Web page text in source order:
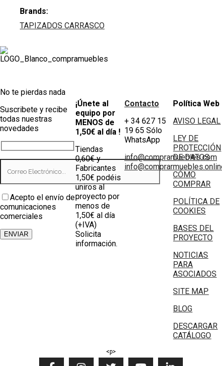
Brands:
TAPIZADOS CARRASCO
No te pierdas nada
Suscribete y recibe
todas nuestras
novedades
Acepto el envío de
comunicaciones
comerciales
¡Únete al
equipo por
MENOS de
1,50€ al día !
Tiendas
0,60€ y
Fabricantes
1,50€ podéis
uniros al
proyecto por
menos de
1,50€ al día
(+IVA)
Solicita
información.
Contacto
+ 34 627 15
19 65 Sólo
WhatsApp
info@compramuebles.com
Política Web
AVISO LEGAL
LEY DE
PROTECCIÓN
DE DATOS
CÓMO
COMPRAR
POLÍTICA DE
COOKIES
BASES DEL
PROYECTO
NOTICIAS
PARA
ASOCIADOS
SITE MAP
BLOG
DESCARGAR
CATÁLOGO
<p>